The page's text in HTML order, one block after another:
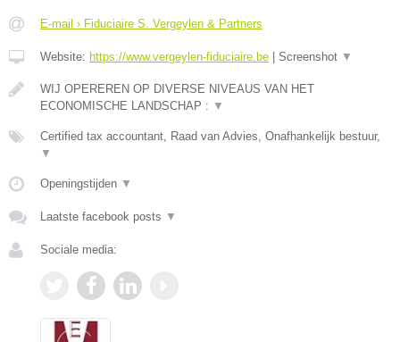
E-mail › Fiduciaire S. Vergeylen & Partners
Website: https://www.vergeylen-fiduciaire.be Screenshot ▼
WIJ OPEREREN OP DIVERSE NIVEAUS VAN HET
ECONOMISCHE LANDSCHAP : ▼
Certified tax accountant, Raad van Advies, Onafhankelijk bestuur,
▼
Openingstijden ▼
Laatste facebook posts ▼
Sociale media: